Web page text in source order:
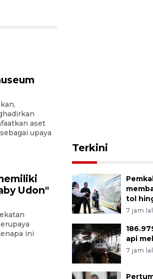
aset
upaya
Udon"
ini
Terkini
tol
7 jam
api
7 jam